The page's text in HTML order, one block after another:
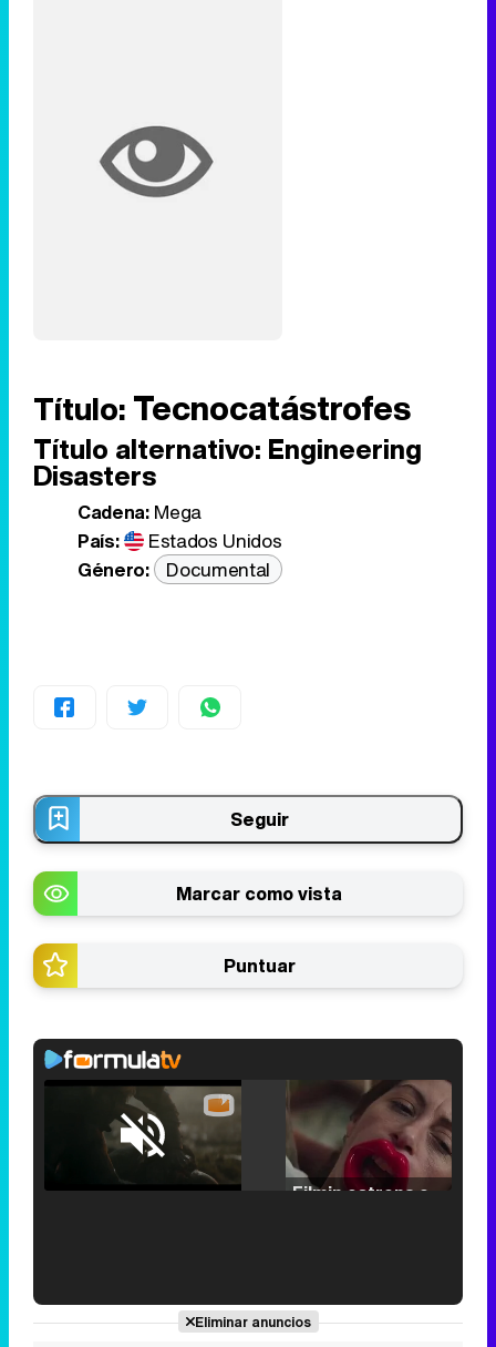
Título:Tecnocatástrofes
Título alternativo: Engineering
Disasters
Cadena:Mega
País:
Estados Unidos
Género:
Documental
Seguir
Marcar como vista
Puntuar
Unmute /
Loaded
25.30%
'120 Minutos' celebra sus 2.000 programas en Telemadrid con un vídeo del día a día en la redacción
Eliminar anuncios